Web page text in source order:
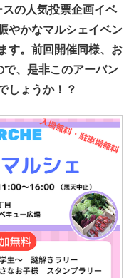
の人気投票企画イベ
やかなマルシェイベン
す。前回開催同様、お
、是非このアーバン
しょうか！？